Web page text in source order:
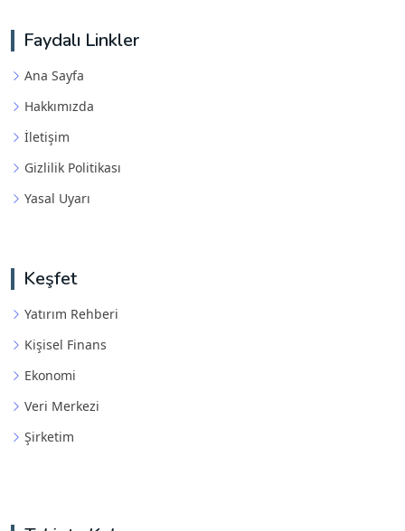
Faydalı Linkler
Ana Sayfa
Hakkımızda
İletişim
Gizlilik Politikası
Yasal Uyarı
Keşfet
Yatırım Rehberi
Kişisel Finans
Ekonomi
Veri Merkezi
Şirketim